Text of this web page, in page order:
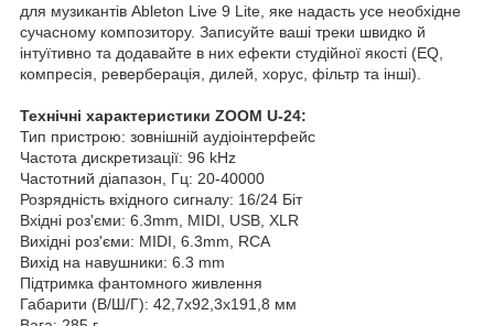
для музикантів Ableton Live 9 Lite, яке надасть усе необхідне
сучасному композитору. Записуйте ваші треки швидко й
інтуїтивно та додавайте в них ефекти студійної якості (EQ,
компресія, реверберація, дилей, хорус, фільтр та інші).
Технічні характеристики ZOOM U-24:
Тип пристрою: зовнішній аудіоінтерфейс
Частота дискретизації: 96 kHz
Частотний діапазон, Гц: 20-40000
Розрядність вхідного сигналу: 16/24 Біт
Вхідні роз'єми: 6.3mm, MIDI, USB, XLR
Вихідні роз'єми: MIDI, 6.3mm, RCA
Вихід на навушники: 6.3 mm
Підтримка фантомного живлення
Габарити (В/Ш/Г): 42,7х92,3х191,8 мм